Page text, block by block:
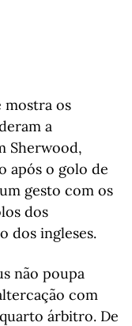
mostra os
a
Sherwood,
após o golo de
gesto com os
dos
dos ingleses.
não poupa
com
árbitro. De